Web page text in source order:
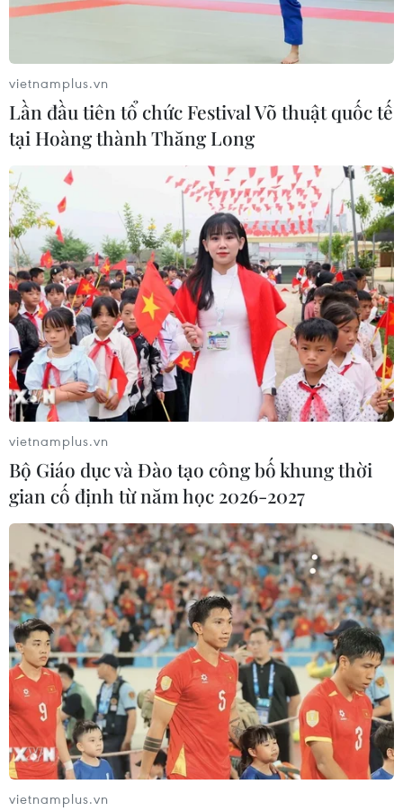
TIN CÙNG CHUYÊN MỤC
Bộ Giáo dục và Đào tạo
công bố Khung kế hoạch thời gian
năm học
07/08/2026 23:54
7 học sinh đội tuyển Việt Nam đoạt
vietnamplus.vn
Lần đầu tiên tổ chức Festival Võ thuật quốc tế
tại Hoàng thành Thăng Long
vietnamplus.vn
Bộ Giáo dục và Đào tạo công bố khung thời
gian cố định từ năm học 2026-2027
vietnamplus.vn